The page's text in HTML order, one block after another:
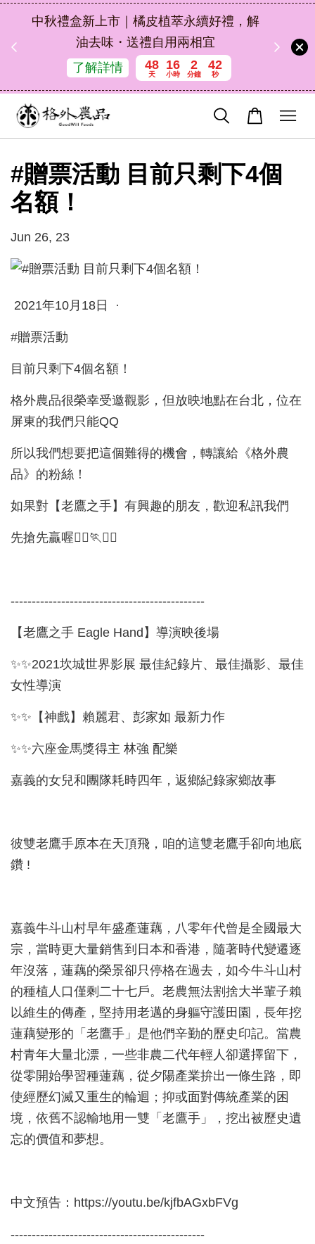
中秋禮盒新上市｜橘皮植萃永續好禮，解
油去味・送禮自用兩相宜
了解詳情
48
天
16
小時
2
分鐘
42
秒
#贈票活動 目前只剩下4個
名額！
Jun 26, 23
2021年10月18日 ·
#贈票活動
目前只剩下4個名額！
格外農品很榮幸受邀觀影，但放映地點在台北，位在
屏東的我們只能QQ
所以我們想要把這個難得的機會，轉讓給《格外農
品》的粉絲！
如果對【老鷹之手】有興趣的朋友，歡迎私訊我們
先搶先贏喔🏃‍♀🏃🏃‍♂
----------------------------------------------
【老鷹之手 Eagle Hand】導演映後場
✨✨2021坎城世界影展 最佳紀錄片、最佳攝影、最佳
女性導演
✨✨【神戲】賴麗君、彭家如 最新力作
✨✨六座金馬獎得主 林強 配樂
嘉義的女兒和團隊耗時四年，返鄉紀錄家鄉故事
彼雙老鷹手原本在天頂飛，咱的這雙老鷹手卻向地底
鑽 !
嘉義牛斗山村早年盛產蓮藕，八零年代曾是全國最大
宗，當時更大量銷售到日本和香港，隨著時代變遷逐
年沒落，蓮藕的榮景卻只停格在過去，如今牛斗山村
的種植人口僅剩二十七戶。老農無法割捨大半輩子賴
以維生的傳產，堅持用老邁的身軀守護田園，長年挖
蓮藕變形的「老鷹手」是他們辛勤的歷史印記。當農
村青年大量北漂，一些非農二代年輕人卻選擇留下，
從零開始學習種蓮藕，從夕陽產業拚出一條生路，即
使經歷幻滅又重生的輪迴；抑或面對傳統產業的困
境，依舊不認輸地用一雙「老鷹手」，挖出被歷史遺
忘的價值和夢想。
中文預告：https://youtu.be/kjfbAGxbFVg
----------------------------------------------